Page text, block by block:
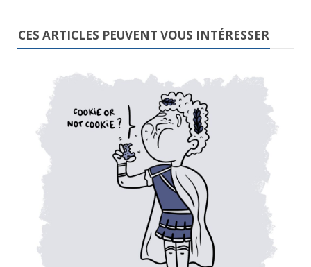
CES ARTICLES PEUVENT VOUS INTÉRESSER